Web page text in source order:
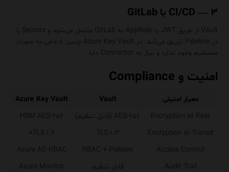
۳ — CI/CD با GitLab
Vault از طریق JWT یا AppRole به GitLab متصل می‌شود و Secrets را
در Pipeline تزریق می‌کند. در Azure Key Vault چنین ادغامی به صورت
مستقیم وجود ندارد و نیاز به Connector دارد.
امنیت و Compliance
معیار امنیتی Vault
Azure Key Vault
Encryption at Rest
AES-۲۵۶ (قابل تنظیم)
HSM AES-۲۵۶
Encryption in Transit
TLS ۱.۳
TLS ۱.۲+
Access Control
RBAC + Policies
Azure AD RBAC
Audit Trail
قابل تنظیم
Azure Monitor